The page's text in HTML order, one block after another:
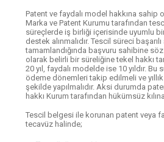
Patent ve faydalı model hakkına sahip
Marka ve Patent Kurumu tarafından
süreçlerde iş birliği içerisinde uyumlu
destek alınmalıdır. Tescil süreci
tamamlandığında başvuru sahibine
olarak belirli bir süreliğine tekel hakkı
20 yıl, faydalı modelde ise 10 yıldır. Bu
ödeme dönemleri takip edilmeli ve
şekilde yapılmalıdır. Aksi durumda
hakkı Kurum tarafından hükümsüz
Tescil belgesi ile korunan patent veya
tecavüz halinde;